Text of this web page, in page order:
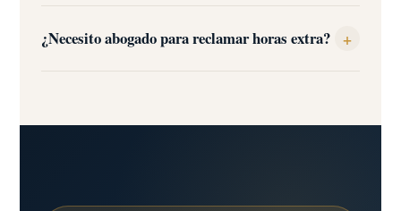
¿Necesito abogado para reclamar horas extra? +